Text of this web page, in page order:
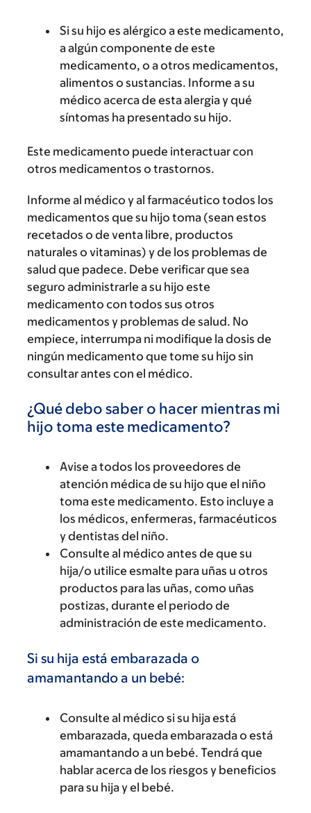
Si su hijo es alérgico a este medicamento,
a algún componente de este
medicamento, o a otros medicamentos,
alimentos o sustancias. Informe a su
médico acerca de esta alergia y qué
síntomas ha presentado su hijo.
Este medicamento puede interactuar con
otros medicamentos o trastornos.
Informe al médico y al farmacéutico todos los
medicamentos que su hijo toma (sean estos
recetados o de venta libre, productos
naturales o vitaminas) y de los problemas de
salud que padece. Debe verificar que sea
seguro administrarle a su hijo este
medicamento con todos sus otros
medicamentos y problemas de salud. No
empiece, interrumpa ni modifique la dosis de
ningún medicamento que tome su hijo sin
consultar antes con el médico.
¿Qué debo saber o hacer mientras mi
hijo toma este medicamento?
Avise a todos los proveedores de
atención médica de su hijo que el niño
toma este medicamento. Esto incluye a
los médicos, enfermeras, farmacéuticos
y dentistas del niño.
Consulte al médico antes de que su
hija/o utilice esmalte para uñas u otros
productos para las uñas, como uñas
postizas, durante el periodo de
administración de este medicamento.
Si su hija está embarazada o
amamantando a un bebé:
Consulte al médico si su hija está
embarazada, queda embarazada o está
amamantando a un bebé. Tendrá que
hablar acerca de los riesgos y beneficios
para su hija y el bebé.